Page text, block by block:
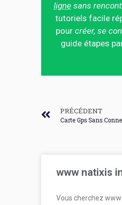
ligne sans
tutoriels facile
pourcréer, se
guide étapes
PRÉCÉDENT
Carte Gps Sans
www natixis
Vous cherchez